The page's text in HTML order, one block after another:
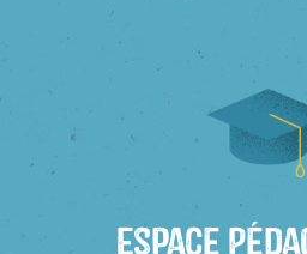
Espace